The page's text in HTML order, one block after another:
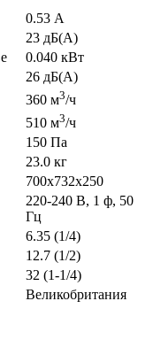
0.53 А
23 дБ(А)
0.040 кВт
26 дБ(А)
360 м3/ч
510 м3/ч
150 Па
23.0 кг
700x732x250
220-240 В, 1 ф, 50
Гц
6.35 (1/4)
12.7 (1/2)
32 (1-1/4)
Великобритания